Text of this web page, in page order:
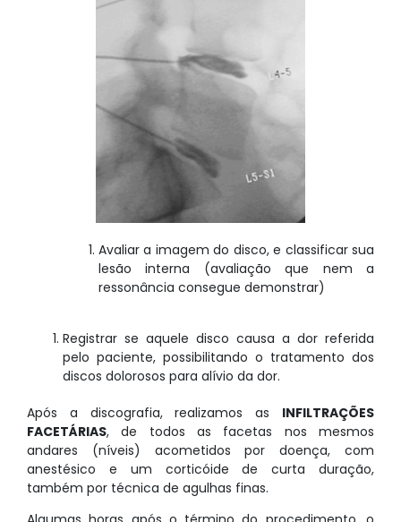
Avaliar a imagem do disco, e classificar sua
lesão interna (avaliação que nem a
ressonância consegue demonstrar)
Registrar se aquele disco causa a dor referida
pelo paciente, possibilitando o tratamento dos
discos dolorosos para alívio da dor.
Após a discografia, realizamos as INFILTRAÇÕES
FACETÁRIAS, de todos as facetas nos mesmos
andares (níveis) acometidos por doença, com
anestésico e um corticóide de curta duração,
também por técnica de agulhas finas.